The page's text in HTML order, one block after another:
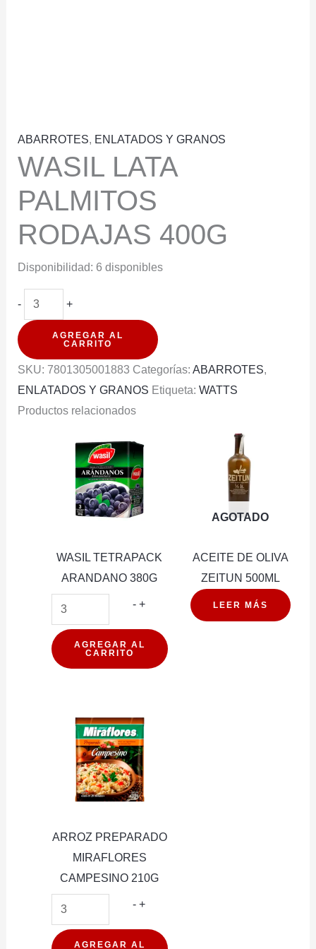
ABARROTES, ENLATADOS Y GRANOS
WASIL LATA
PALMITOS
RODAJAS 400G
Disponibilidad: 6 disponibles
-
WASIL
LATA
PALMITOS
RODAJAS
+
AGREGAR AL
CARRITO
SKU: 7801305001883 Categorías: ABARROTES,
ENLATADOS Y GRANOS Etiqueta: WATTS
Productos relacionados
WASIL TETRAPACK
ARANDANO 380G
- WASIL
TETRAPACK
ARANDANO
380G
+
AGREGAR AL
CARRITO
AGOTADO
ACEITE DE OLIVA
ZEITUN 500ML
LEER MÁS
ARROZ PREPARADO
MIRAFLORES
CAMPESINO 210G
- ARROZ
MIRAFLORES
+
AGREGAR AL